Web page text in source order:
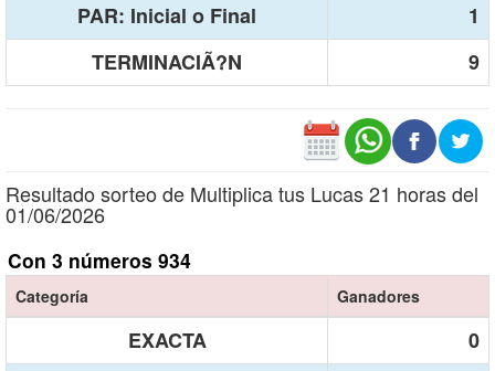
PAR: Inicial o Final
1
TERMINACIÃ?N
9
Resultado sorteo de Multiplica tus Lucas 21 horas del
01/06/2026
Con 3 números 934
Categoría Ganadores
EXACTA
0